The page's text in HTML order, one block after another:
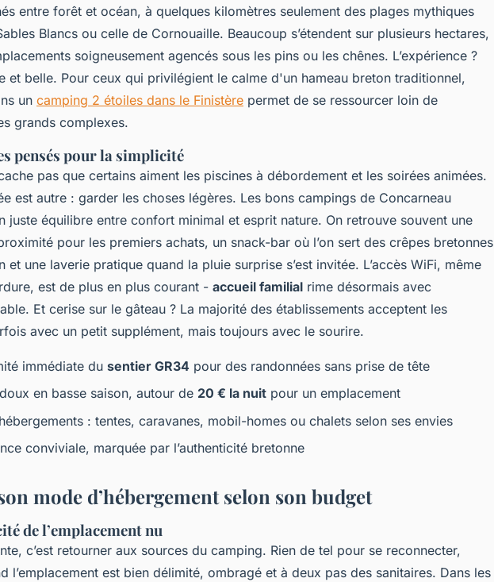
entre forêt et océan, à quelques kilomètres seulement des plages mythiques
Blancs ou celle de Cornouaille. Beaucoup s’étendent sur plusieurs hectares,
soigneusement agencés sous les pins ou les chênes. L’expérience ?
et belle. Pour ceux qui privilégient le calme d'un hameau breton traditionnel,
un camping 2 étoiles dans le Finistère permet de se ressourcer loin de
grands complexes.
pensés pour la simplicité
pas que certains aiment les piscines à débordement et les soirées animées.
est autre : garder les choses légères. Les bons campings de Concarneau
juste équilibre entre confort minimal et esprit nature. On retrouve souvent une
pour les premiers achats, un snack-bar où l’on sert des crêpes bretonnes
et une laverie pratique quand la pluie surprise s’est invitée. L’accès WiFi, même
est de plus en plus courant - accueil familial rime désormais avec
Et cerise sur le gâteau ? La majorité des établissements acceptent les
avec un petit supplément, mais toujours avec le sourire.
immédiate du sentier GR34 pour des randonnées sans prise de tête
en basse saison, autour de 20 € la nuit pour un emplacement
: tentes, caravanes, mobil-homes ou chalets selon ses envies
conviviale, marquée par l’authenticité bretonne
mode d’hébergement selon son budget
de l’emplacement nu
c’est retourner aux sources du camping. Rien de tel pour se reconnecter,
l’emplacement est bien délimité, ombragé et à deux pas des sanitaires. Dans les